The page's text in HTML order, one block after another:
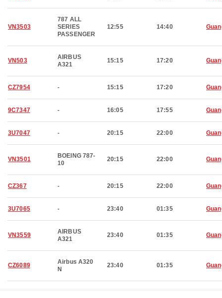
VN3503
787 ALL
SERIES
PASSENGER
12:55 14:40
VN503
AIRBUS
A321
15:15 17:20
CZ7954 - 15:15 17:20
9C7347 - 16:05 17:55
3U7047 - 20:15 22:00
VN3501
BOEING 787-
10
20:15 22:00
CZ367 - 20:15 22:00
3U7065 - 23:40 01:35
VN3559
AIRBUS
A321
23:40 01:35
CZ6089
Airbus A320
N
23:40 01:35